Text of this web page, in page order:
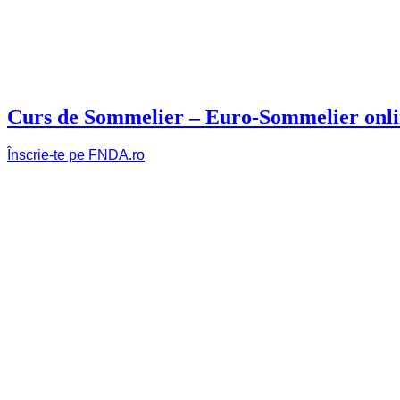
Curs de Sommelier – Euro-Sommelier
Înscrie-te pe FNDA.ro